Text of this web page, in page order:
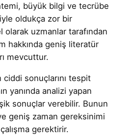
büyük bilgi ve tecrübe
oldukça zor bir
uzmanlar tarafından
hakkında geniş literatür
mevcuttur.
ciddi sonuçlarını tespit
yanında analizi yapan
sonuçlar verebilir. Bunun
geniş zaman gereksinimi
gerektirir.